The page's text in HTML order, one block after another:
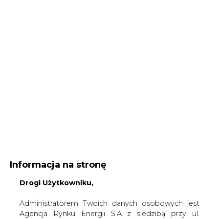
Europejskiego i Rady 2016/679 (RODO).
Administratora tych danych, cele i podstawy
przetwarzania oraz inne informacje wymagane
przez RODO znajdziesz w Polityce Prywatności
pod
tym linkiem.
W Tesco płacą niższe rachunki za